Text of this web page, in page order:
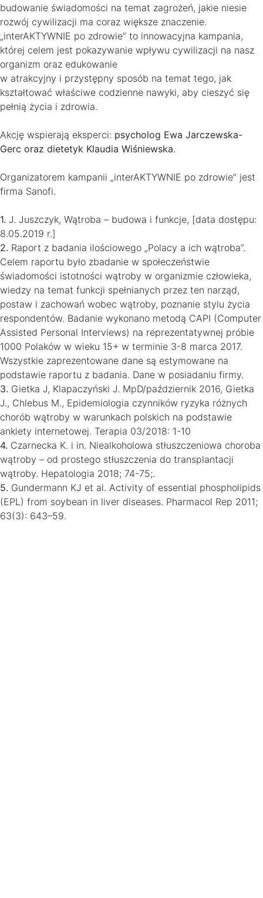
budowanie świadomości na temat zagrożeń, jakie niesie
rozwój cywilizacji ma coraz większe znaczenie.
„interAKTYWNIE po zdrowie” to innowacyjna kampania,
której celem jest pokazywanie wpływu cywilizacji na nasz
organizm oraz edukowanie
w atrakcyjny i przystępny sposób na temat tego, jak
kształtować właściwe codzienne nawyki, aby cieszyć się
pełnią życia i zdrowia.
Akcję wspierają eksperci: psycholog Ewa Jarczewska-
Gerc oraz dietetyk Klaudia Wiśniewska.
Organizatorem kampanii „interAKTYWNIE po zdrowie” jest
firma Sanofi.
1. J. Juszczyk, Wątroba – budowa i funkcje, [data dostępu:
8.05.2019 r.]
2. Raport z badania ilościowego „Polacy a ich wątroba”.
Celem raportu było zbadanie w społeczeństwie
świadomości istotności wątroby w organizmie człowieka,
wiedzy na temat funkcji spełnianych przez ten narząd,
postaw i zachowań wobec wątroby, poznanie stylu życia
respondentów. Badanie wykonano metodą CAPI (Computer
Assisted Personal Interviews) na reprezentatywnej próbie
1000 Polaków w wieku 15+ w terminie 3-8 marca 2017.
Wszystkie zaprezentowane dane są estymowane na
podstawie raportu z badania. Dane w posiadaniu firmy.
3. Gietka J, Klapaczyński J. MpD/październik 2016, Gietka
J., Chlebus M., Epidemiologia czynników ryzyka różnych
chorób wątroby w warunkach polskich na podstawie
ankiety internetowej. Terapia 03/2018: 1-10
4. Czarnecka K. i in. Niealkoholowa stłuszczeniowa choroba
wątroby – od prostego stłuszczenia do transplantacji
wątroby. Hepatologia 2018; 74-75;.
5. Gundermann KJ et al. Activity of essential phospholipids
(EPL) from soybean in liver diseases. Pharmacol Rep 2011;
63(3): 643–59.